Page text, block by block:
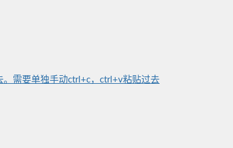
需要单独手动ctrl+c，ctrl+v粘贴过去